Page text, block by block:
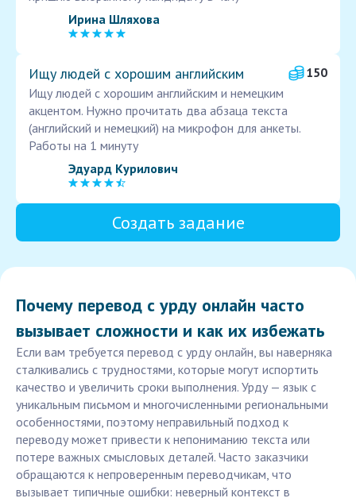
Ирина Шляхова
Ищу людей с хорошим английским
150
Ищу людей с хорошим английским и немецким
акцентом. Нужно прочитать два абзаца текста
(английский и немецкий) на микрофон для анкеты.
Работы на 1 минуту
Эдуард Курилович
Создать задание
Почему перевод с урду онлайн часто
вызывает сложности и как их избежать
Если вам требуется перевод с урду онлайн, вы наверняка
сталкивались с трудностями, которые могут испортить
качество и увеличить сроки выполнения. Урду — язык с
уникальным письмом и многочисленными региональными
особенностями, поэтому неправильный подход к
переводу может привести к непониманию текста или
потере важных смысловых деталей. Часто заказчики
обращаются к непроверенным переводчикам, что
вызывает типичные ошибки: неверный контекст в